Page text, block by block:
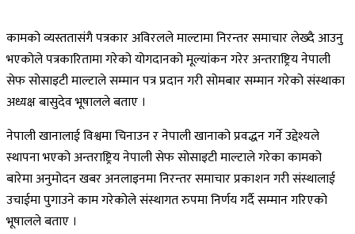
कामको व्यस्ततासंगै पत्रकार अविरलले माल्टामा निरन्तर समाचार लेख्दै आउनु
भएकोले पत्रकारितामा गरेको योगदानको मूल्यांकन गरेर अन्तराष्ट्रिय नेपाली
सेफ सोसाइटी माल्टाले सम्मान पत्र प्रदान गरी सोमबार सम्मान गरेको संस्थाका
अध्यक्ष बासुदेव भूषालले बताए ।
नेपाली खानालाई विश्वमा चिनाउन र नेपाली खानाको प्रवद्धन गर्ने उद्देश्यले
स्थापना भएको अन्तराष्ट्रिय नेपाली सेफ सोसाइटी माल्टाले गरेका कामको
बारेमा अनुमोदन खबर अनलाइनमा निरन्तर समाचार प्रकाशन गरी संस्थालाई
उचाईमा पुगाउने काम गरेकोले संस्थागत रुपमा निर्णय गर्दै सम्मान गरिएको
भूषालले बताए ।